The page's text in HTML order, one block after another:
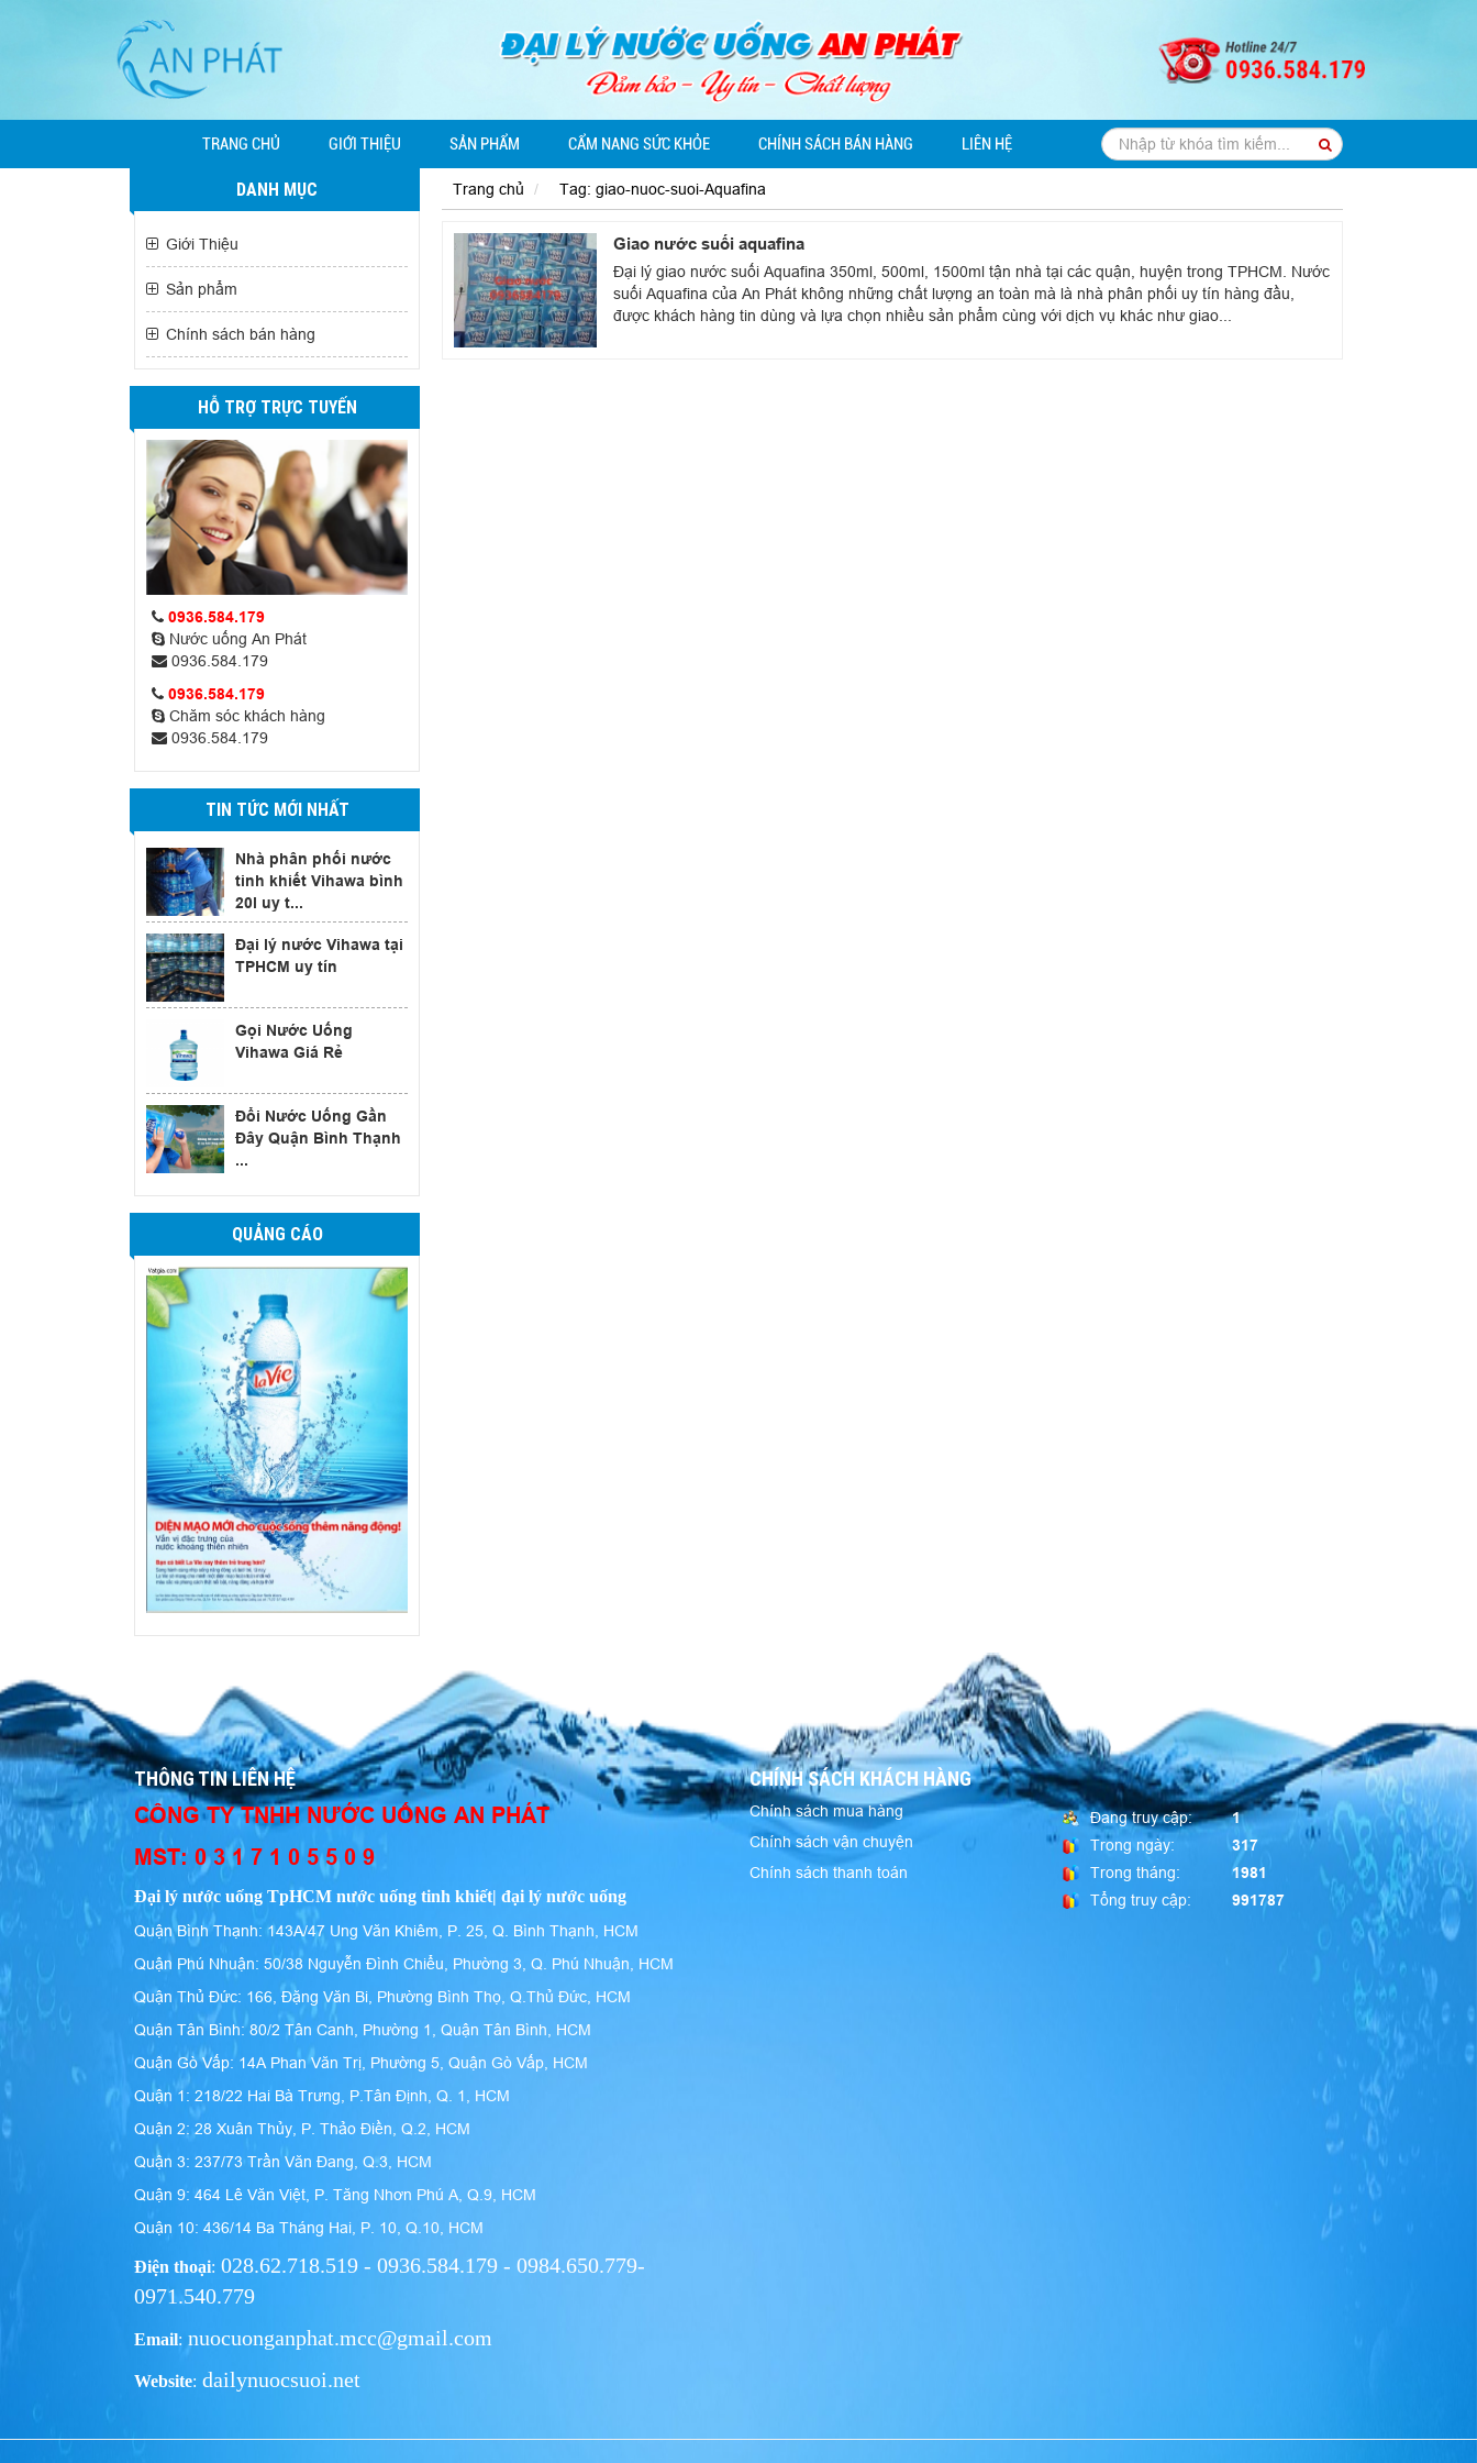
TRANG CHỦ GIỚI THIỆU SẢN PHẨM CẨM NANG SỨC KHỎE CHÍNH SÁCH BÁN HÀNG LIÊN HỆ
DANH MỤC
Giới Thiệu
Sản phẩm
Chính sách bán hàng
HỖ TRỢ TRỰC TUYẾN
0936.584.179
Nước uống An Phát
0936.584.179
0936.584.179
Chăm sóc khách hàng
0936.584.179
TIN TỨC MỚI NHẤT
Nhà phân phối nước
tinh khiết Vihawa bình
20l uy t...
Đại lý nước Vihawa tại
TPHCM uy tín
Gọi Nước Uống
Vihawa Giá Rẻ
Đổi Nước Uống Gần
Đây Quận Bình Thạnh
...
QUẢNG CÁO
Trang chủ Tag: giao-nuoc-suoi-Aquafina
Giao nước suối aquafina
Đại lý giao nước suối Aquafina 350ml, 500ml, 1500ml tận nhà tại các quận, huyện trong TPHCM. Nước
suối Aquafina của An Phát không những chất lượng an toàn mà là nhà phân phối uy tín hàng đầu,
được khách hàng tin dùng và lựa chọn nhiều sản phẩm cùng với dịch vụ khác như giao...
THÔNG TIN LIÊN HỆ
CÔNG TY TNHH NƯỚC UỐNG AN PHÁT
MST: 0 3 1 7 1 0 5 5 0 9
Đại lý nước uống TpHCM nước uống tinh khiết| đại lý nước uống
Quận Bình Thạnh: 143A/47 Ung Văn Khiêm, P. 25, Q. Bình Thạnh, HCM
Quận Phú Nhuận: 50/38 Nguyễn Đình Chiểu, Phường 3, Q. Phú Nhuận, HCM
Quận Thủ Đức: 166, Đặng Văn Bi, Phường Bình Thọ, Q.Thủ Đức, HCM
Quận Tân Bình: 80/2 Tân Canh, Phường 1, Quận Tân Bình, HCM
Quận Gò Vấp: 14A Phan Văn Trị, Phường 5, Quận Gò Vấp, HCM
Quận 1: 218/22 Hai Bà Trưng, P.Tân Định, Q. 1, HCM
Quận 2: 28 Xuân Thủy, P. Thảo Điền, Q.2, HCM
Quận 3: 237/73 Trần Văn Đang, Q.3, HCM
Quận 9: 464 Lê Văn Việt, P. Tăng Nhơn Phú A, Q.9, HCM
Quận 10: 436/14 Ba Tháng Hai, P. 10, Q.10, HCM
Điện thoại: 028.62.718.519 - 0936.584.179 - 0984.650.779-
0971.540.779
Email: nuocuonganphat.mcc@gmail.com
Website: dailynuocsuoi.net
CHÍNH SÁCH KHÁCH HÀNG
Chính sách mua hàng
Chính sách vận chuyện
Chính sách thanh toán
Đang truy cập:
1
Trong ngày:
317
Trong tháng:
1981
Tổng truy cập:
991787